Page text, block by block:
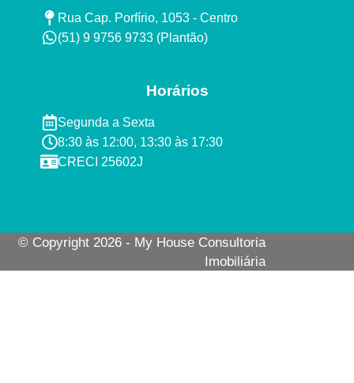
Rua Cap. Porfírio, 1053 - Centro
(51) 9 9756 9733 (Plantão)​
Horários
Segunda a Sexta ​
8:30 às 12:00, 13:30 às 17:30​​
CRECI 25602J​
© Copyright 2026 - My House Consultoria
Imobiliária